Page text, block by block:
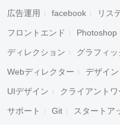
広告運用 facebook リス
フロントエンド Photoshop
ディレクション グラフィ
Webディレクター デザイン
UIデザイン クライアントワ
サポート Git スタートア